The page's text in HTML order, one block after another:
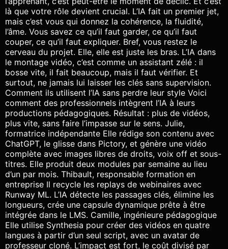
là que votre rôle devient crucial. L’IA fait un premier jet,
mais c’est vous qui donnez la cohérence, la fluidité,
l’âme. Vous savez ce qu’il faut garder, ce qu’il faut
couper, ce qu’il faut expliquer. Bref, vous restez le
cerveau du projet. Elle, elle est juste les bras. L’IA dans
le montage vidéo, c’est comme un assistant zélé : il
bosse vite, il fait beaucoup, mais il faut vérifier. Et
surtout, ne jamais lui laisser les clés sans supervision.
Comment ils utilisent l’IA sans perdre leur style Voici
comment des professionnels intègrent l’IA à leurs
productions pédagogiques. Résultat : plus de vidéos,
plus vite, sans faire l’impasse sur le sens. Julie,
formatrice indépendante Elle rédige son contenu avec
ChatGPT, le glisse dans Pictory, et génère une vidéo
complète avec images libres de droits, voix off et sous-
titres. Elle produit deux modules par semaine au lieu
d’un par mois. Thibault, responsable formation en
entreprise Il recycle les replays de webinaires avec
Runway ML. L’IA détecte les passages clés, élimine les
longueurs, crée une capsule dynamique prête à être
intégrée dans le LMS. Camille, ingénieure pédagogique
Elle utilise Synthesia pour créer des vidéos en quatre
langues à partir d’un seul script, avec un avatar de
professeur cloné. L’impact est fort, le coût divisé par